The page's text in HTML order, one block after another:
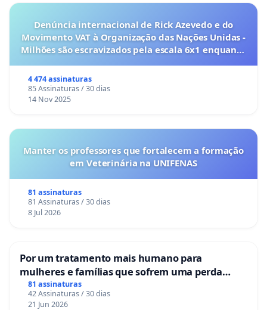
Denúncia internacional de Rick Azevedo e do
Movimento VAT à Organização das Nações Unidas -
Milhões são escravizados pela escala 6x1 enquanto
4 474 assinaturas
85 Assinaturas / 30 dias
14 Nov 2025
Manter os professores que fortalecem a formação
em Veterinária na UNIFENAS
81 assinaturas
81 Assinaturas / 30 dias
8 Jul 2026
Por um tratamento mais humano para
mulheres e famílias que sofrem uma perda
gestacional nos hospitais portugueses
81 assinaturas
42 Assinaturas / 30 dias
21 Jun 2026